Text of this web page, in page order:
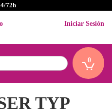
72h
Iniciar Sesión
0
TYP